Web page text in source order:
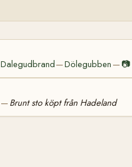
Dalegudbrand—Dölegubben — 📷
— Brunt sto köpt från Hadeland